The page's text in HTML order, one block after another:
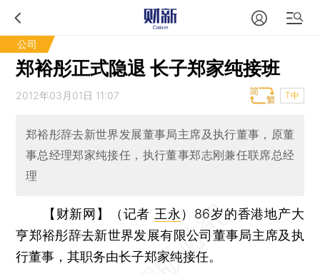
公司
郑裕彤正式隐退 长子郑家纯接班
2012年03月01日 11:07 T中
郑裕彤辞去新世界发展董事局主席及执行董事，原董
事总经理郑家纯接任，执行董事郑志刚兼任联席总经
理
【财新网】（记者 王永 ） 86岁的香港地产大
亨郑裕彤辞去新世界发展有限公司董事局主席及执
行董事，其职务由长子郑家纯接任。